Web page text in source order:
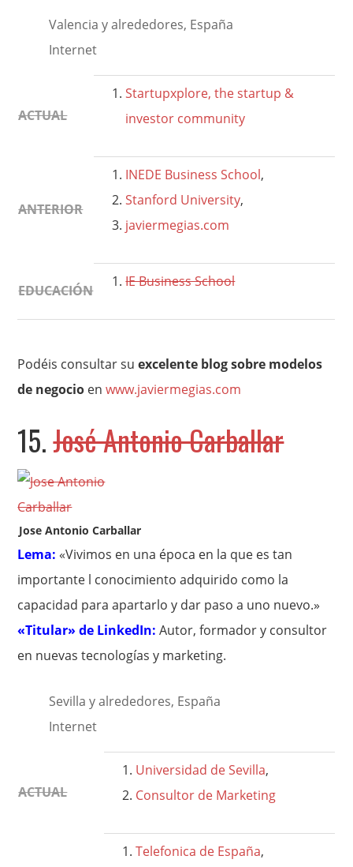
Valencia y alrededores, España
Internet
ACTUAL
Startupxplore, the startup &
investor community
ANTERIOR
INEDE Business School,
Stanford University,
javiermegias.com
EDUCACIÓN
IE Business School
Podéis consultar suexcelente blog sobre modelos
de negocio enwww.javiermegias.com
15.José Antonio Carballar
Jose Antonio Carballar
Lema: «Vivimos en una época en la que es tan
importante l conocimiento adquirido como la
capacidad para apartarlo y dar paso a uno nuevo.»
«Titular» de LinkedIn:Autor, formador y consultor
en nuevas tecnologías y marketing.
Sevilla y alrededores, España
Internet
ACTUAL
Universidad de Sevilla,
Consultor de Marketing
Telefonica de España,